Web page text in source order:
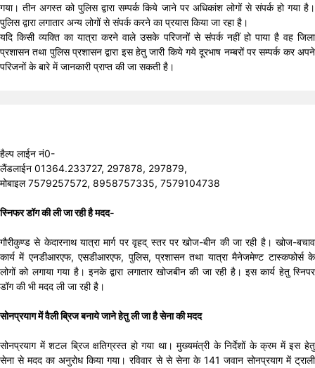
गया। तीन अगस्त को पुलिस द्वारा सम्पर्क किये जाने पर अधिकांश लोगों से संपर्क हो गया है।
पुलिस द्वारा लगातार अन्य लोगों से संपर्क करने का प्रयास किया जा रहा है।
यदि किसी व्यक्ति का यात्रा करने वाले उसके परिजनों से संपर्क नहीं हो पाया है वह जिला
प्रशासन तथा पुलिस प्रशासन द्वारा इस हेतु जारी किये गये दूरभाष नम्बरों पर सम्पर्क कर अपने
परिजनों के बारे में जानकारी प्राप्त की जा सकती है।
हैल्प लाईन नं0-
लैंडलाईन 01364.233727, 297878, 297879,
मोबाइल 7579257572, 8958757335, 7579104738
स्निफर डॉग की ली जा रही है मदद-
गौरीकुण्ड से केदारनाथ यात्रा मार्ग पर वृहद् स्तर पर खोज-बीन की जा रही है। खोज-बचाव
कार्य में एनडीआरएफ, एसडीआरएफ, पुलिस, प्रशासन तथा यात्रा मैनेजमेण्ट टास्कफोर्स के
लोगों को लगाया गया है। इनके द्वारा लगातार खोजबीन की जा रही है। इस कार्य हेतु स्निपर
डॉग की भी मदद ली जा रही है।
सोनप्रयाग में वैली ब्रिज बनाये जाने हेतु ली जा है सेना की मदद
सोनप्रयाग में शटल ब्रिज क्षतिग्रस्त हो गया था। मुख्यमंत्री के निर्देशों के क्रम में इस हेतु
सेना से मदद का अनुरोध किया गया। रविवार से से सेना के 141 जवान सोनप्रयाग में ट्राली